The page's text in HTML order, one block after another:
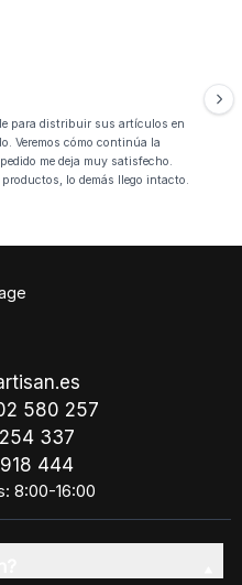
para distribuir sus artículos en
Veremos cómo continúa la
me deja muy satisfecho.
lo demás llego intacto.
580 257
337
444
8:00-16:00